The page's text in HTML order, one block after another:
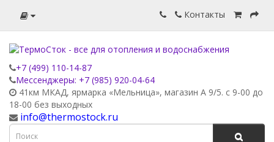
Контакты
+7 (499) 110-14-87
Мессенджеры: +7 (985) 920-04-64
41км МКАД, ярмарка «Мельница», магазин А 9/5. с 9-00 до
18-00 без выходных
info@thermostock.ru